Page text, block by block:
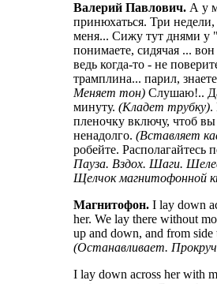
Валерий Павлович. А у
принюхаться. Три недели,
меня... Сижу тут днями у
понимаете, сидячая ...
ведь когда-то - не
трамплина... парил,
Меняет тон) Слушаю!..
минуту. (Кладет трубку).
пленочку включу, чтоб
ненадолго. (Вставляет
робейте. Располагайтесь
Пауза. Вздох. Шаги.
Щелчок магнитофонной
Магнитофон. I lay down
her. We lay there without
up and down, and from side
(Останавливает.
I lay down across her with